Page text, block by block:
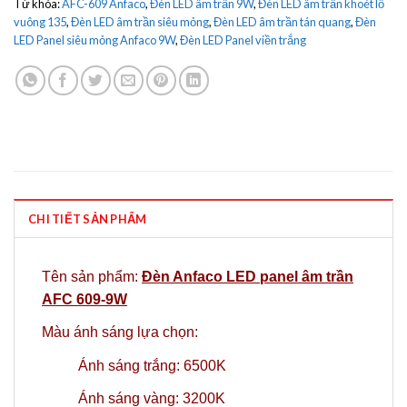
Từ khóa:AFC-609 Anfaco,Đèn LED âm trần 9W,Đèn LED âm trần khoét lỗ
vuông 135,Đèn LED âm trần siêu mỏng,Đèn LED âm trần tán quang,Đèn
LED Panel siêu mỏng Anfaco 9W,Đèn LED Panel viền trắng
CHI TIẾT SẢN PHẨM
Tên sản phẩm: Đèn Anfaco LED panel âm trần
AFC 609-9W
Màu ánh sáng lựa chọn:
Ánh sáng trắng: 6500K
Ánh sáng vàng: 3200K